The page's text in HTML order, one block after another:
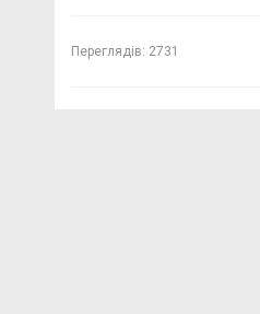
Переглядів: 2731